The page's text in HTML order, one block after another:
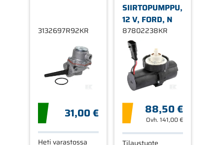
3132697R92KR
31,00 €
Heti varastossa
SIIRTOPUMPPU,
12 V, FORD, N
87802238KR
88,50 €
Ovh.141,00 €